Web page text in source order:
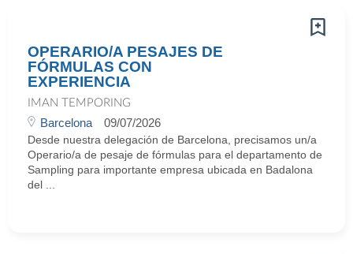
OPERARIO/A PESAJES DE
FÓRMULAS CON
EXPERIENCIA
IMAN TEMPORING
Barcelona 09/07/2026
Desde nuestra delegación de Barcelona, precisamos un/a
Operario/a de pesaje de fórmulas para el departamento de
Sampling para importante empresa ubicada en Badalona
del ...